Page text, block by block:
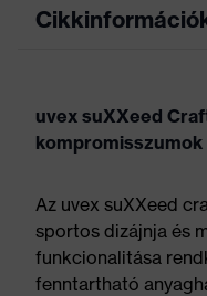
uvex suXXeed
kompromisszumok
Az uvex suXXeed
sportos dizájnja és
funkcionalitása
fenntartható